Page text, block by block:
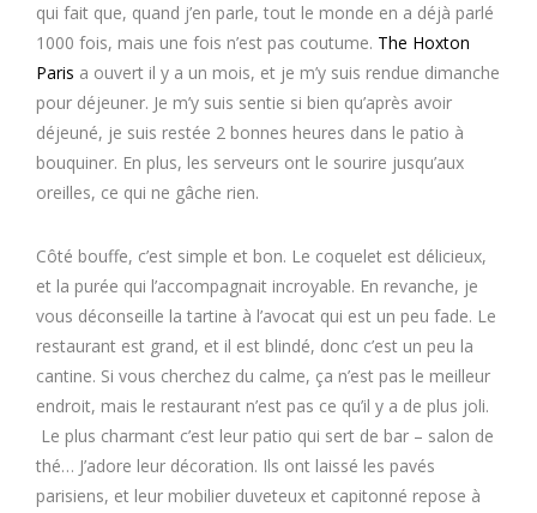
qui fait que, quand j’en parle, tout le monde en a déjà parlé
1000 fois, mais une fois n’est pas coutume. The Hoxton
Paris a ouvert il y a un mois, et je m’y suis rendue dimanche
pour déjeuner. Je m’y suis sentie si bien qu’après avoir
déjeuné, je suis restée 2 bonnes heures dans le patio à
bouquiner. En plus, les serveurs ont le sourire jusqu’aux
oreilles, ce qui ne gâche rien.
Côté bouffe, c’est simple et bon. Le coquelet est délicieux,
et la purée qui l’accompagnait incroyable. En revanche, je
vous déconseille la tartine à l’avocat qui est un peu fade. Le
restaurant est grand, et il est blindé, donc c’est un peu la
cantine. Si vous cherchez du calme, ça n’est pas le meilleur
endroit, mais le restaurant n’est pas ce qu’il y a de plus joli.
Le plus charmant c’est leur patio qui sert de bar – salon de
thé… J’adore leur décoration. Ils ont laissé les pavés
parisiens, et leur mobilier duveteux et capitonné repose à